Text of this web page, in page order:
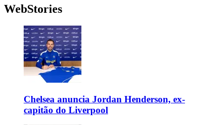
WebStories
Chelsea anuncia Jordan Henderson, ex-
capitão do Liverpool